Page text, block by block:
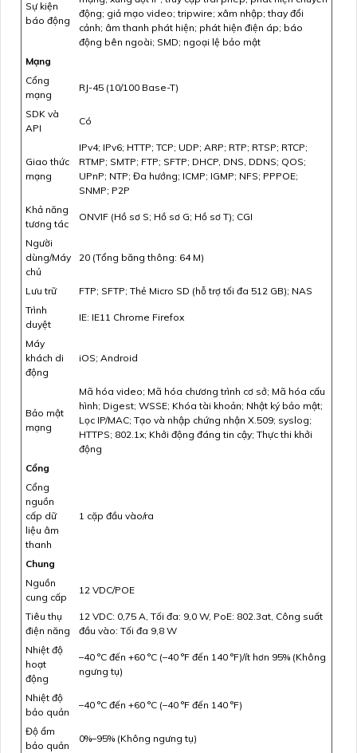
Sự kiện
báo động
động; giả mạo video; tripwire; xâm nhập; thay đổi
cảnh; âm thanh phát hiện; phát hiện điện áp; báo
động bên ngoài; SMD; ngoại lệ bảo mật
Mạng
Cổng
mạng
RJ-45 (10/100 Base-T)
SDK và
API
Có
Giao thức
mạng
IPv4; IPv6; HTTP; TCP; UDP; ARP; RTP; RTSP; RTCP;
RTMP; SMTP; FTP; SFTP; DHCP, DNS, DDNS; QOS;
UPnP; NTP; Đa hướng; ICMP; IGMP; NFS; PPPOE;
SNMP; P2P
Khả năng
tương tác
ONVIF (Hồ sơ S; Hồ sơ G; Hồ sơ T); CGI
Người
dùng/Máy
chủ
20 (Tổng băng thông: 64 M)
Lưu trữ
FTP; SFTP; Thẻ Micro SD (hỗ trợ tối đa 512 GB); NAS
Trình
duyệt
IE: IE11 Chrome Firefox
Máy
khách di
động
iOS; Android
Bảo mật
mạng
Mã hóa video; Mã hóa chương trình cơ sở; Mã hóa cấu
hình; Digest; WSSE; Khóa tài khoản; Nhật ký bảo mật;
Lọc IP/MAC; Tạo và nhập chứng nhận X.509; syslog;
HTTPS; 802.1x; Khởi động đáng tin cậy; Thực thi khởi
động
Cổng
Cổng
nguồn
cấp dữ
liệu âm
thanh
1 cặp đầu vào/ra
Chung
Nguồn
cung cấp
12 VDC/POE
Tiêu thụ
điện năng
12 VDC: 0,75 A, Tối đa: 9,0 W, PoE: 802.3at, Công suất
đầu vào: Tối đa 9,8 W
Nhiệt độ
hoạt
động
–40 °C đến +60 °C (–40 °F đến 140 °F)/ít hơn 95% (Không
ngưng tụ)
Nhiệt độ
bảo quản
–40 °C đến +60 °C (–40 °F đến 140 °F)
Độ ẩm
bảo quản
0%–95% (Không ngưng tụ)